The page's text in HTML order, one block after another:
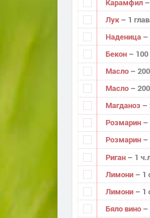
Карамфил
Лук – 1
Наденица –
Бекон –
Масло –
Масло –
Магданоз –
Розмарин –
Розмарин –
Риган – 1
Лимони – 1
Лимони – 1
Бяло вино –